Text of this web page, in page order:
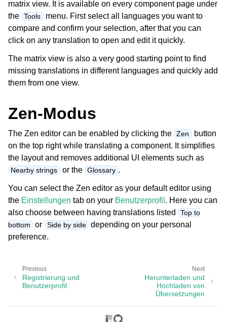
matrix view. It is available on every component page under
the Tools menu. First select all languages you want to
compare and confirm your selection, after that you can
click on any translation to open and edit it quickly.
The matrix view is also a very good starting point to find
missing translations in different languages and quickly add
them from one view.
Zen-Modus
The Zen editor can be enabled by clicking the Zen button
on the top right while translating a component. It simplifies
the layout and removes additional UI elements such as
Nearby strings or the Glossary .
You can select the Zen editor as your default editor using
the Einstellungen tab on your Benutzerprofil . Here you can
also choose between having translations listed
Top to
bottom
or Side by side depending on your personal
preference.
Next
Herunterladen und
Hochladen von
Übersetzungen
Previous
Registrierung und
Benutzerprofil